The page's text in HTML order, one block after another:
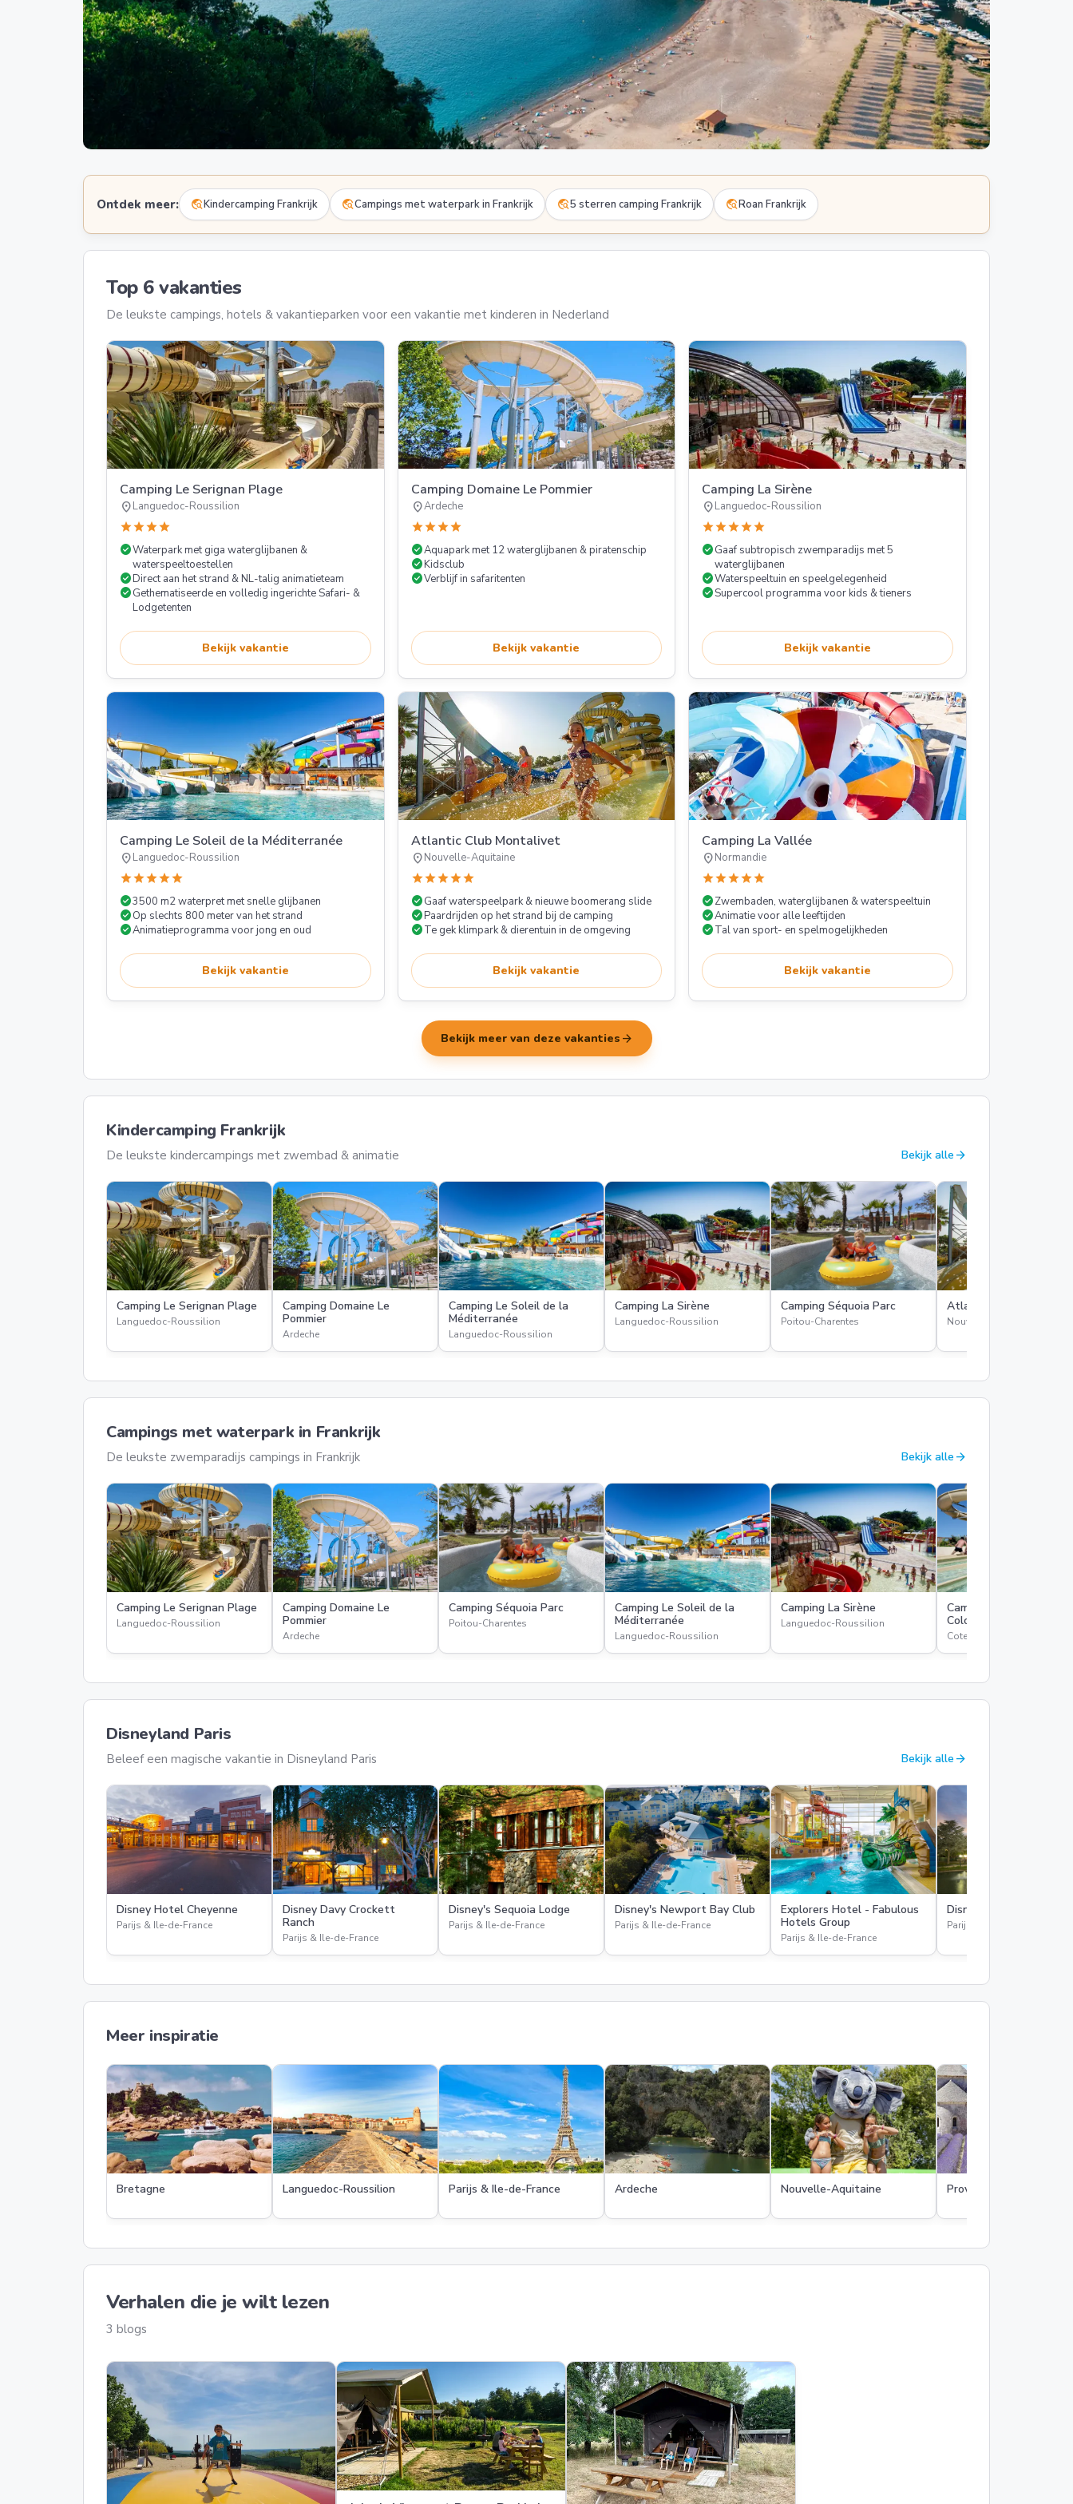
Ontdek meer: travel_exploreKindercamping Frankrijk travel_exploreCampings met waterpark in Frankrijk travel_explore5 sterren camping Frankrijk travel_exploreRoan Frankrijk
Top 6 vakanties
De leukste campings, hotels & vakantieparken voor een vakantie met kinderen in Nederland
Camping Le Serignan Plage
location_onLanguedoc-Roussilion
starstarstarstar
check_circleWaterpark met giga waterglijbanen &
waterspeeltoestellen
check_circleDirect aan het strand & NL-talig animatieteam
check_circleGethematiseerde en volledig ingerichte Safari- &
Lodgetenten
Bekijk vakantie
Camping Domaine Le Pommier
location_onArdeche
starstarstarstar
check_circleAquapark met 12 waterglijbanen & piratenschip
check_circleKidsclub
check_circleVerblijf in safaritenten
Bekijk vakantie
Camping La Sirène
location_onLanguedoc-Roussilion
starstarstarstarstar
check_circleGaaf subtropisch zwemparadijs met 5
waterglijbanen
check_circleWaterspeeltuin en speelgelegenheid
check_circleSupercool programma voor kids & tieners
Bekijk vakantie
Camping Le Soleil de la Méditerranée
location_onLanguedoc-Roussilion
starstarstarstarstar
check_circle3500 m2 waterpret met snelle glijbanen
check_circleOp slechts 800 meter van het strand
check_circleAnimatieprogramma voor jong en oud
Bekijk vakantie
Atlantic Club Montalivet
location_onNouvelle-Aquitaine
starstarstarstarstar
check_circleGaaf waterspeelpark & nieuwe boomerang slide
check_circlePaardrijden op het strand bij de camping
check_circleTe gek klimpark & dierentuin in de omgeving
Bekijk vakantie
Camping La Vallée
location_onNormandie
starstarstarstarstar
check_circleZwembaden, waterglijbanen & waterspeeltuin
check_circleAnimatie voor alle leeftijden
check_circleTal van sport- en spelmogelijkheden
Bekijk vakantie
Bekijk meer van deze vakanties arrow_forward
Kindercamping Frankrijk
De leukste kindercampings met zwembad & animatie Bekijk alle arrow_forward
Camping Le Serignan Plage
Languedoc-Roussilion
Camping Domaine Le
Pommier
Ardeche
Camping Le Soleil de la
Méditerranée
Languedoc-Roussilion
Camping La Sirène
Languedoc-Roussilion
Camping Séquoia Parc
Poitou-Charentes
Atlantic Club
Nouvelle-Aquitaine
Campings met waterpark in Frankrijk
De leukste zwemparadijs campings in Frankrijk Bekijk alle arrow_forward
Camping Le Serignan Plage
Languedoc-Roussilion
Camping Domaine Le
Pommier
Ardeche
Camping Séquoia Parc
Poitou-Charentes
Camping Le Soleil de la
Méditerranée
Languedoc-Roussilion
Camping La Sirène
Languedoc-Roussilion
Camping Domaine du
Colombier
Cote d'Azur
Disneyland Paris
Beleef een magische vakantie in Disneyland Paris Bekijk alle arrow_forward
Disney Hotel Cheyenne
Parijs & Ile-de-France
Disney Davy Crockett
Ranch
Parijs & Ile-de-France
Disney's Sequoia Lodge
Parijs & Ile-de-France
Disney's Newport Bay Club
Parijs & Ile-de-France
Explorers Hotel - Fabulous
Hotels Group
Parijs & Ile-de-France
Disneyland Hotel
Parijs & Ile-de-France
Meer inspiratie
Bretagne Languedoc-Roussilion Parijs & Ile-de-France Ardeche Nouvelle-Aquitaine Provence
Verhalen die je wilt lezen
3 blogs